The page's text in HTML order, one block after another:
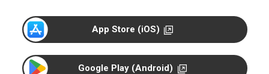
P
y
App Store (iOS)
Google Play (Android)